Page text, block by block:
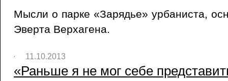
Мысли о парке «Зарядье» урбаниста,
Эверта Верхагена.
11.10.2013
«Раньше я не мог себе